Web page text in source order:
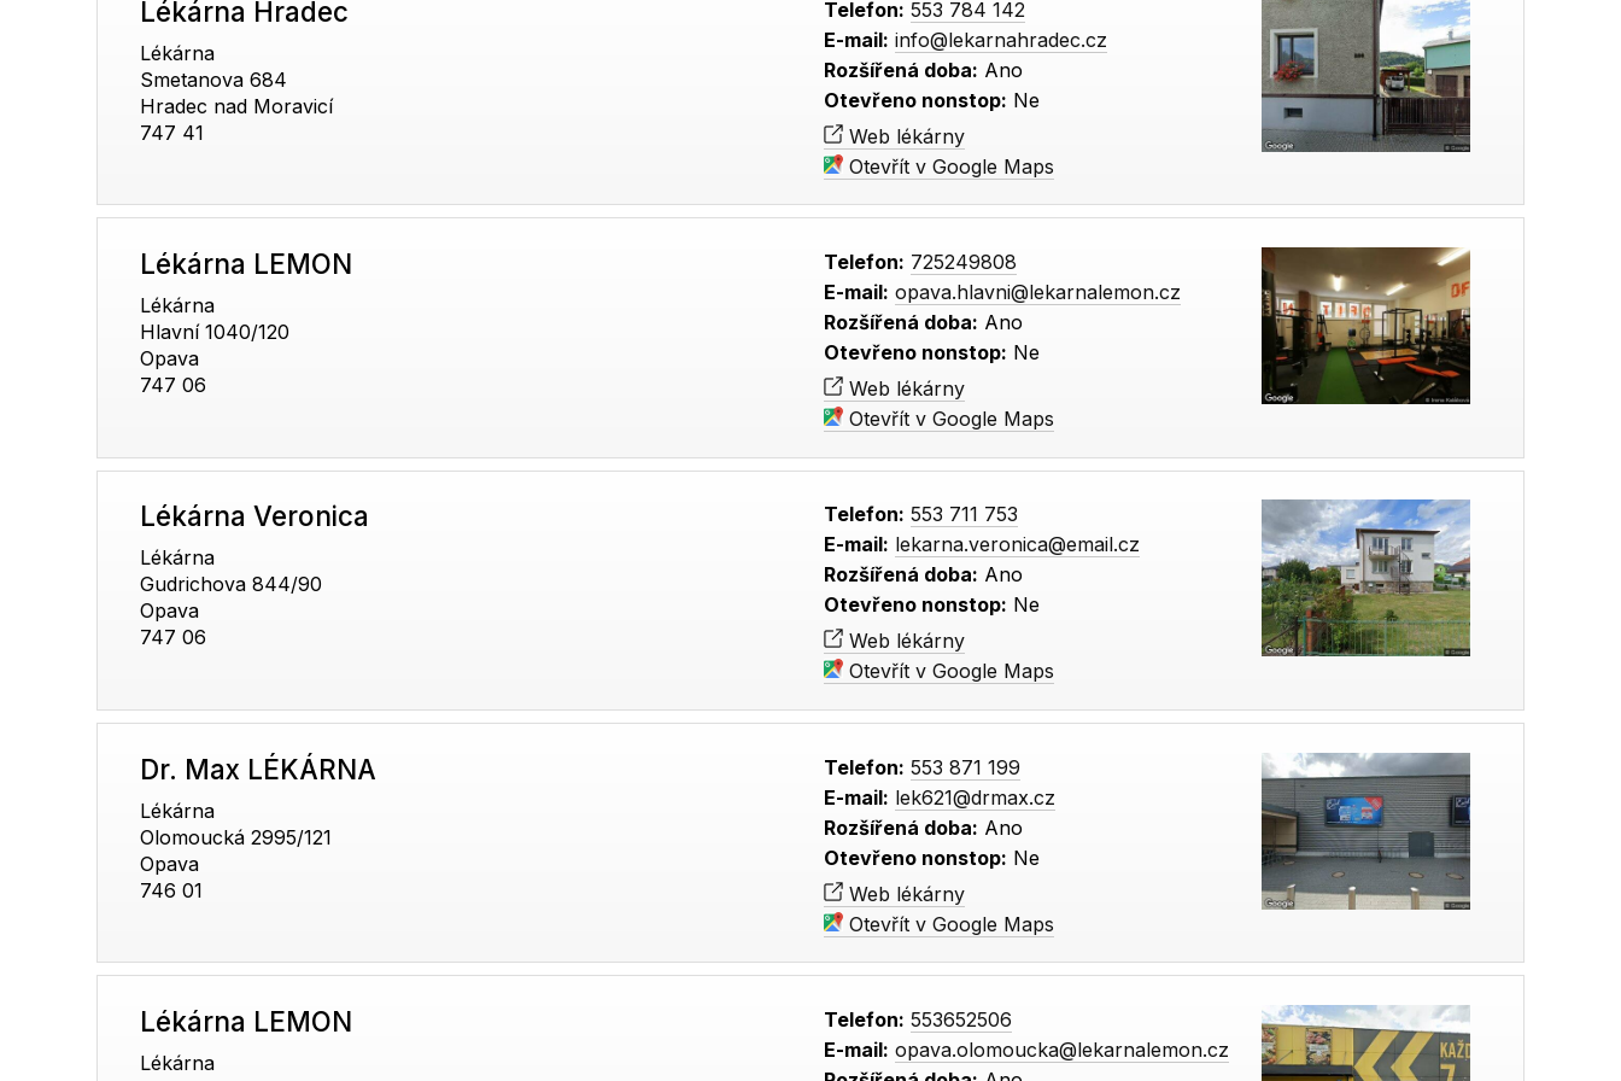
Lékárna Hradec
Lékárna
Smetanova 684
Hradec nad Moravicí
747 41
Telefon: 553 784 142
E-mail: info@lekarnahradec.cz
Rozšířená doba: Ano
Otevřeno nonstop: Ne
Web lékárny
Otevřít v Google Maps
Lékárna LEMON
Lékárna
Hlavní 1040/120
Opava
747 06
Telefon: 725249808
E-mail: opava.hlavni@lekarnalemon.cz
Rozšířená doba: Ano
Otevřeno nonstop: Ne
Web lékárny
Otevřít v Google Maps
Lékárna Veronica
Lékárna
Gudrichova 844/90
Opava
747 06
Telefon: 553 711 753
E-mail: lekarna.veronica@email.cz
Rozšířená doba: Ano
Otevřeno nonstop: Ne
Web lékárny
Otevřít v Google Maps
Dr. Max LÉKÁRNA
Lékárna
Olomoucká 2995/121
Opava
746 01
Telefon: 553 871 199
E-mail: lek621@drmax.cz
Rozšířená doba: Ano
Otevřeno nonstop: Ne
Web lékárny
Otevřít v Google Maps
Lékárna LEMON
Lékárna
Telefon: 553652506
E-mail: opava.olomoucka@lekarnalemon.cz